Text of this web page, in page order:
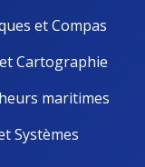
et Compas
Cartographie
maritimes
Systèmes